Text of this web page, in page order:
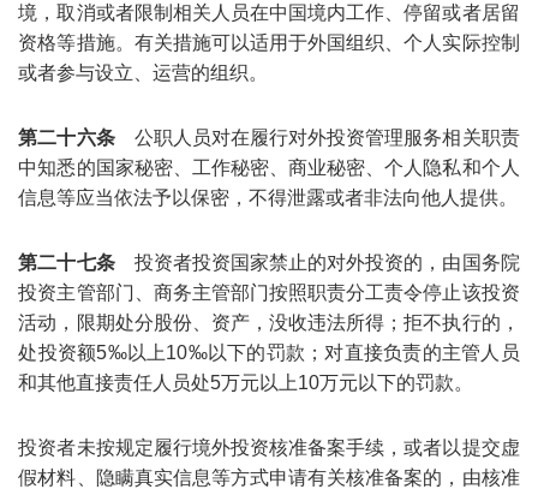
境，取消或者限制相关人员在中国境内工作、停留或者居留
资格等措施。有关措施可以适用于外国组织、个人实际控制
或者参与设立、运营的组织。
第二十六条公职人员对在履行对外投资管理服务相关职责
中知悉的国家秘密、工作秘密、商业秘密、个人隐私和个人
信息等应当依法予以保密，不得泄露或者非法向他人提供。
第二十七条投资者投资国家禁止的对外投资的，由国务院
投资主管部门、商务主管部门按照职责分工责令停止该投资
活动，限期处分股份、资产，没收违法所得；拒不执行的，
处投资额5‰以上10‰以下的罚款；对直接负责的主管人员
和其他直接责任人员处5万元以上10万元以下的罚款。
投资者未按规定履行境外投资核准备案手续，或者以提交虚
假材料、隐瞒真实信息等方式申请有关核准备案的，由核准